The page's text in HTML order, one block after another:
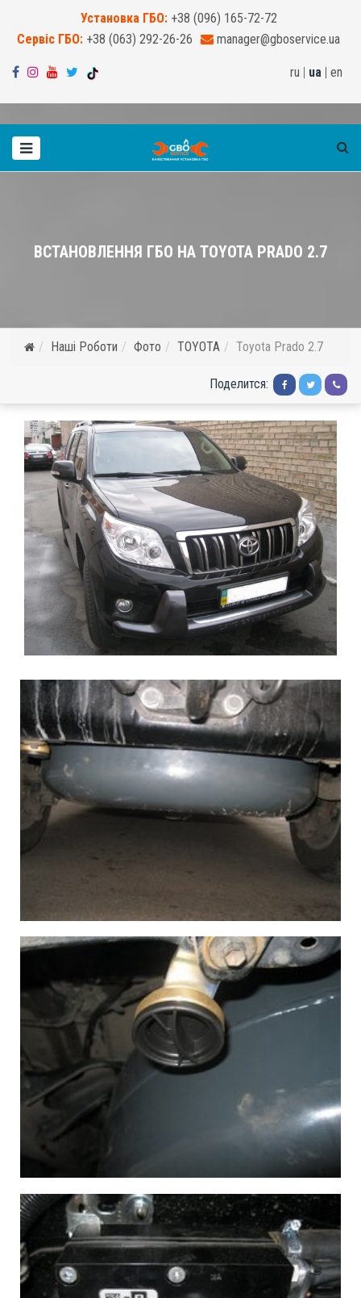
Установка ГБО: +38 (096) 165-72-72
Сервіс ГБО: +38 (063) 292-26-26 manager@gboservice.ua
ru | ua | en
ВСТАНОВЛЕННЯ ГБО НА TOYOTA PRADO 2.7
Наші Роботи Фото TOYOTA Toyota Prado 2.7
Поделится: